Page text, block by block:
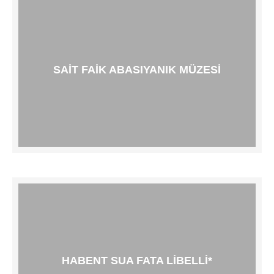
SAIT FAIK ABASIYANIK MÜZESI
HABENT SUA FATA LIBELLI*